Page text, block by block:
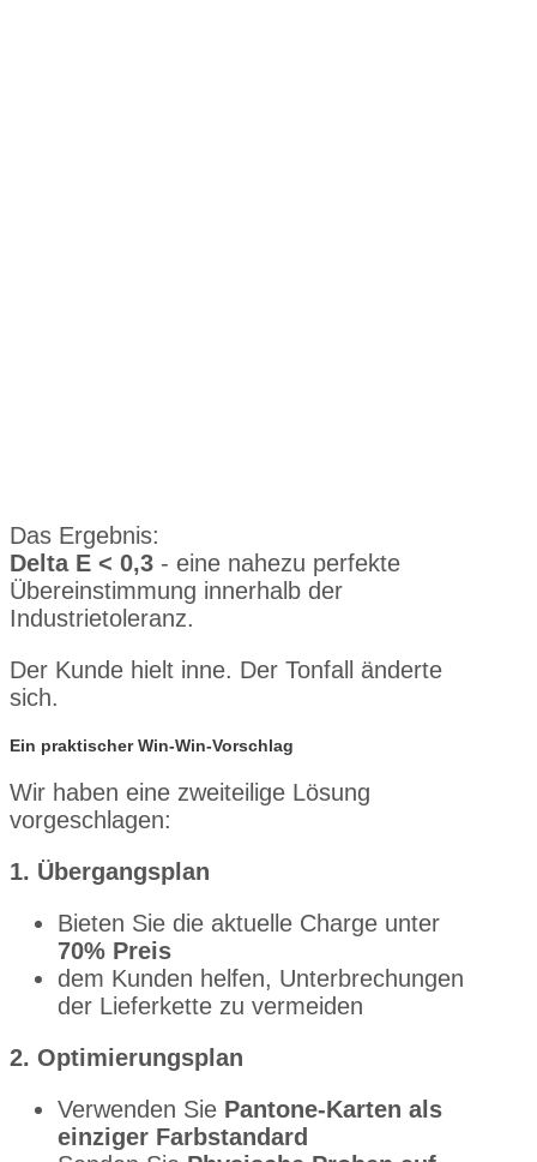
Das Ergebnis:
Delta E < 0,3 - eine nahezu perfekte
Übereinstimmung innerhalb der
Industrietoleranz.
Der Kunde hielt inne. Der Tonfall änderte
sich.
Ein praktischer Win-Win-Vorschlag
Wir haben eine zweiteilige Lösung
vorgeschlagen:
1. Übergangsplan
Bieten Sie die aktuelle Charge unter
70% Preis
dem Kunden helfen, Unterbrechungen
der Lieferkette zu vermeiden
2. Optimierungsplan
Verwenden Sie Pantone-Karten als
einziger Farbstandard